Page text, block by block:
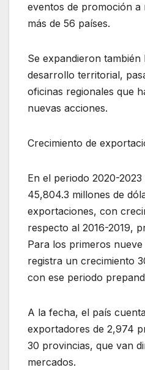
eventos de promoción
más de 56 países.
Se expandieron
desarrollo territorial,
oficinas regionales que
nuevas acciones.
Crecimiento de
En el periodo 2020-
45,804.3 millones de
exportaciones, con
respecto al 2016-2019,
Para los primeros nueve
registra un crecimiento
con ese periodo
A la fecha, el país
exportadores de 2,974
30 provincias, que van
mercados.